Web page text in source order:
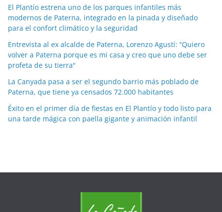
a
s
p
o
r
m
e
s
e
s
El Plantío estrena uno de los parques infantiles más
modernos de Paterna, integrado en la pinada y diseñado
para el confort climático y la seguridad
Entrevista al ex alcalde de Paterna, Lorenzo Agustí: “Quiero
volver a Paterna porque es mi casa y creo que uno debe ser
profeta de su tierra"
La Canyada pasa a ser el segundo barrio más poblado de
Paterna, que tiene ya censados 72.000 habitantes
Éxito en el primer día de fiestas en El Plantío y todo listo para
una tarde mágica con paella gigante y animación infantil